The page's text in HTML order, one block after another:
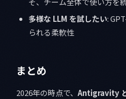
多様な LLM を試したい:
られる柔軟性
まとめ
2026年の時点で、 Antigravity